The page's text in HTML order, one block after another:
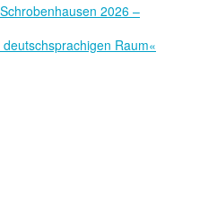
2026 –
Raum«